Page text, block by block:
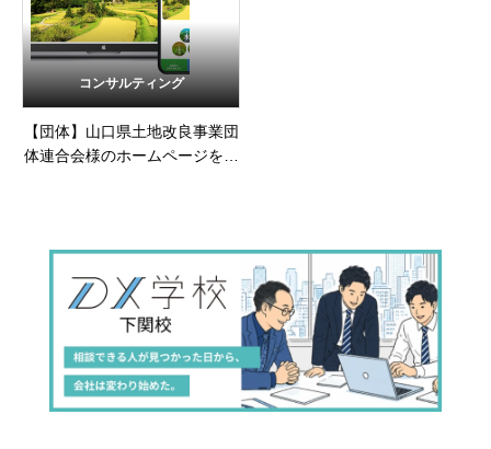
コンサルティング
【団体】山口県土地改良事業団
体連合会様のホームページを制